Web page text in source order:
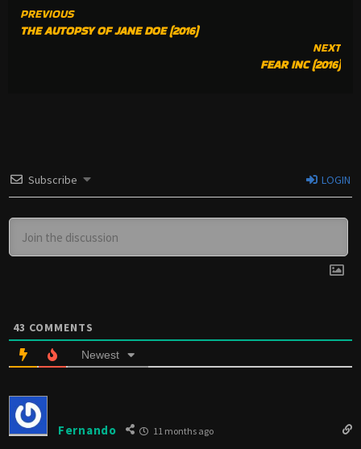
CONTINUE
READING
PREVIOUS
THE AUTOPSY OF JANE DOE (2016)
NEXT
FEAR INC (2016)
Subscribe LOGIN
43 COMMENTS
Newest
Fernando 11 months ago